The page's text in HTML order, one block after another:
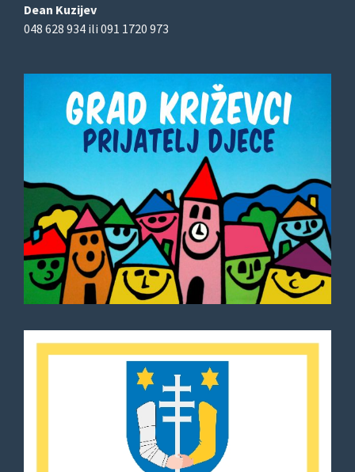
Dean Kuzijev
048 628 934 ili 091 1720 973